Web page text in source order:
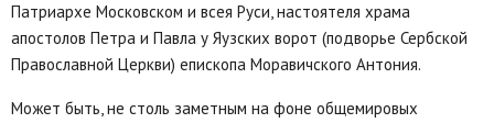
Патриархе Московском и всея Руси, настоятеля храма
апостолов Петра и Павла у Яузских ворот (подворье Сербской
Православной Церкви) епископа Моравичского Антония.
Может быть, не столь заметным на фоне общемировых